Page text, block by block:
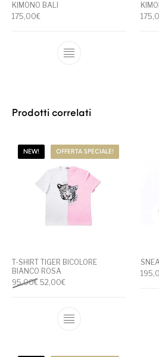
KIMONO BALI
175,00€
Questo prodotto
Prodotti correlati
NEW! OFFERTA SPECIALE!
T-SHIRT TIGER BICOLORE
BIANCO ROSA
95,00€ Il prezzo originale era: 95,00€.
52,00€Il prezzo attuale è: 52,00€.
Questo prodotto